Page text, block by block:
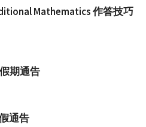
Mathematics 作答技巧
期通告
通告